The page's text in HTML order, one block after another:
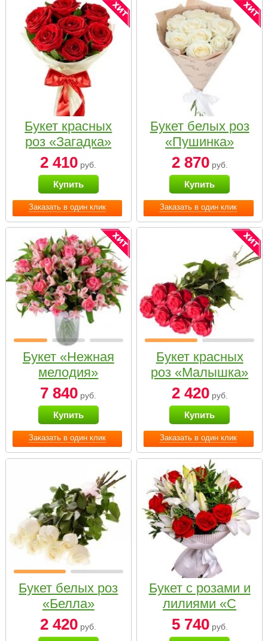
Заказать в один клик
Букет красных
роз «Загадка»
2 410 руб.
Купить
Заказать в один клик
Букет белых роз
«Пушинка»
2 870руб.
Купить
Заказать в один клик
Букет «Нежная
мелодия»
7 840 руб.
Купить
Заказать в один клик
Букет красных
роз «Малышка»
2 420руб.
Купить
Букет белых роз
«Белла»
2 420 руб.
Букет с розами и
лилиями «С
наилучшими
пожеланиями»
5 740руб.